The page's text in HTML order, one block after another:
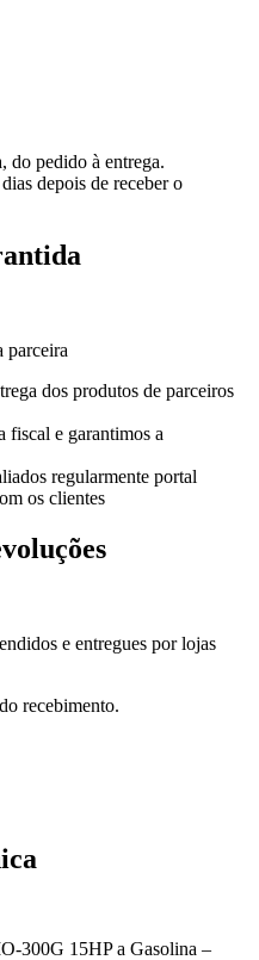
do pedido à entrega.
depois de receber o
parceira
dos produtos de parceiros
fiscal e garantimos a
regularmente portal
os clientes
e entregues por lojas
recebimento.
300G 15HP a Gasolina –